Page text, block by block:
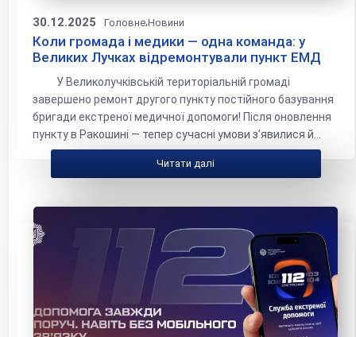
30.12.2025 Головне,Новини
Коли громада і медики — одна команда: у
Великих Лучках відремонтували пункт ЕМД
У Великолучківській територіальній громаді
завершено ремонт другого пункту постійного базування
бригади екстреної медичної допомоги! Після оновлення
пункту в Ракошині — тепер сучасні умови з’явилися й...
Читати далі